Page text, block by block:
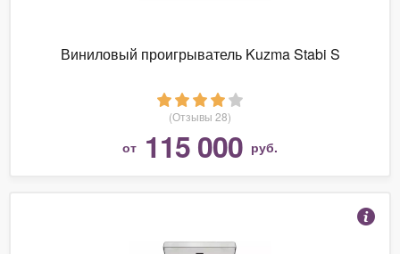
Виниловый проигрыватель Kuzma Stabi S
(Отзывы 28)
от 115 000 руб.